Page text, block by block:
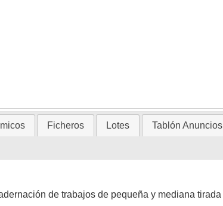
Ficheros Lotes Tablón Anuncios
de trabajos de pequeña y mediana tirada